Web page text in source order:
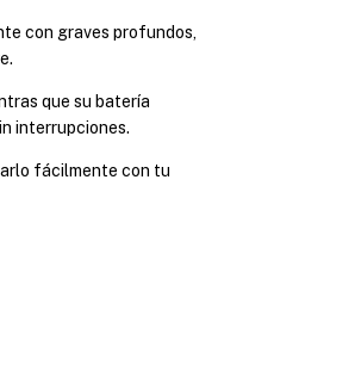
con graves profundos,
que su batería
interrupciones.
fácilmente con tu